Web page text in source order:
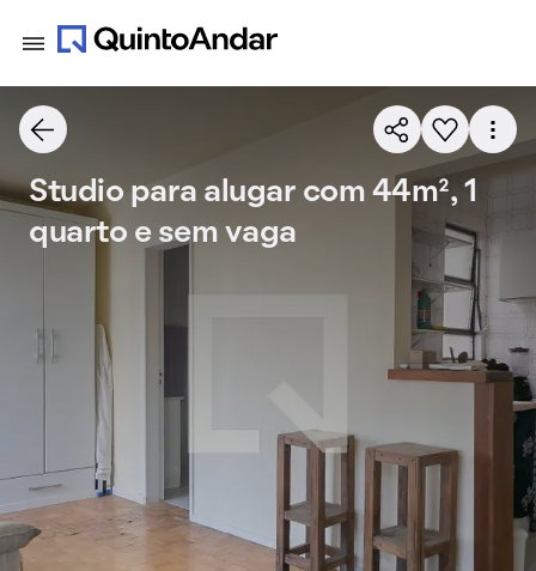
Studio para alugar com 44m², 1
quarto e sem vaga